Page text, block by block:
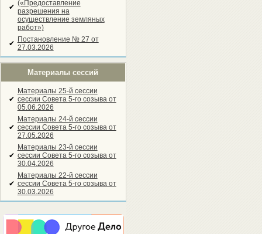
✔ («Предоставление
разрешения на
осуществление земляных
работ»)
✔ Постановление № 27 от
27.03.2026
Материалы сессий
✔
Материалы 25-й сессии
сессии Совета 5-го созыва от
05.06.2026
✔
Материалы 24-й сессии
сессии Совета 5-го созыва от
27.05.2026
✔
Материалы 23-й сессии
сессии Совета 5-го созыва от
30.04.2026
✔
Материалы 22-й сессии
сессии Совета 5-го созыва от
30.03.2026